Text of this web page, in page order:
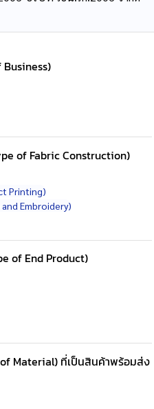
Business)
of Fabric Construction)
Printing)
Embroidery)
of End Product)
Material) ที่เป็นสินค้าพร้อมส่ง